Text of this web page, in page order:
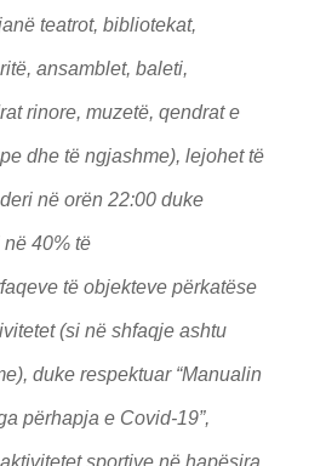
teatrot, bibliotekat,
ansamblet, baleti,
rinore, muzetë, qendrat e
dhe të ngjashme), lejohet të
në orën 22:00 duke
40% të
të objekteve përkatëse
(si në shfaqje ashtu
duke respektuar “Manualin
përhapja e Covid-19”,